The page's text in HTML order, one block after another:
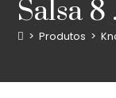
Salsa 8
> Produtos >